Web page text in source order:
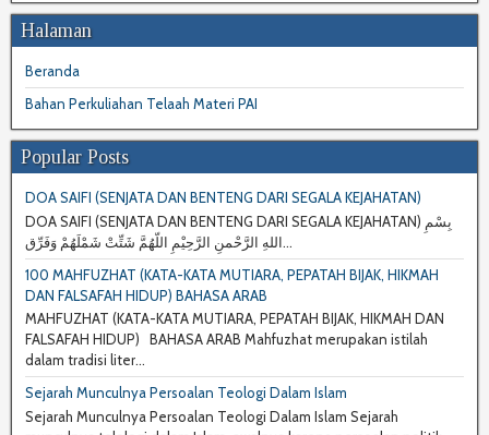
Halaman
Beranda
Bahan Perkuliahan Telaah Materi PAI
Popular Posts
DOA SAIFI (SENJATA DAN BENTENG DARI SEGALA KEJAHATAN)
DOA SAIFI (SENJATA DAN BENTENG DARI SEGALA KEJAHATAN) بِسْمِ
اللهِ الرَّحْمنِ الرَّحِيْمِ اللّهُمَّ شَتِّتْ شَمْلَهُمْ وَفَرِّق...
100 MAHFUZHAT (KATA-KATA MUTIARA, PEPATAH BIJAK, HIKMAH
DAN FALSAFAH HIDUP) BAHASA ARAB
MAHFUZHAT (KATA-KATA MUTIARA, PEPATAH BIJAK, HIKMAH DAN
FALSAFAH HIDUP) BAHASA ARAB Mahfuzhat merupakan istilah
dalam tradisi liter...
Sejarah Munculnya Persoalan Teologi Dalam Islam
Sejarah Munculnya Persoalan Teologi Dalam Islam Sejarah